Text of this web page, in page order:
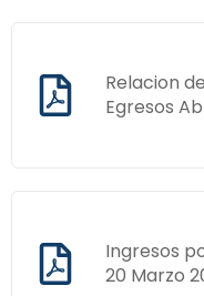
Relacion
Egresos
Ingresos
20 Marzo